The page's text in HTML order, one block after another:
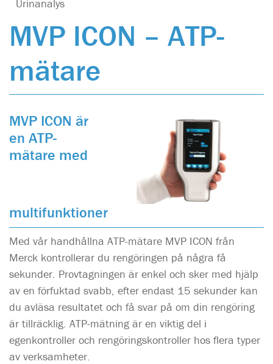
Urinanalys
MVP ICON – ATP-
mätare
MVP ICON är
en ATP-
mätare med
multifunktioner
Med vår handhållna ATP-mätare MVP ICON från
Merck kontrollerar du rengöringen på några få
sekunder. Provtagningen är enkel och sker med hjälp
av en förfuktad svabb, efter endast 15 sekunder kan
du avläsa resultatet och få svar på om din rengöring
är tillräcklig. ATP-mätning är en viktig del i
egenkontroller och rengöringskontroller hos flera typer
av verksamheter.